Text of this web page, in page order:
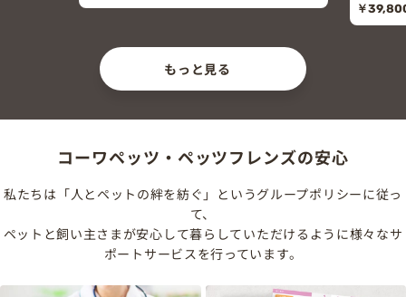
￥
もっと見る
コーワペッツ・ペッツフレンズの安心
私たちは「人とペットの絆を紡ぐ」というグループポリシーに従っ
て、
ペットと飼い主さまが安心して暮らしていただけるように様々なサ
ポートサービスを行っています。